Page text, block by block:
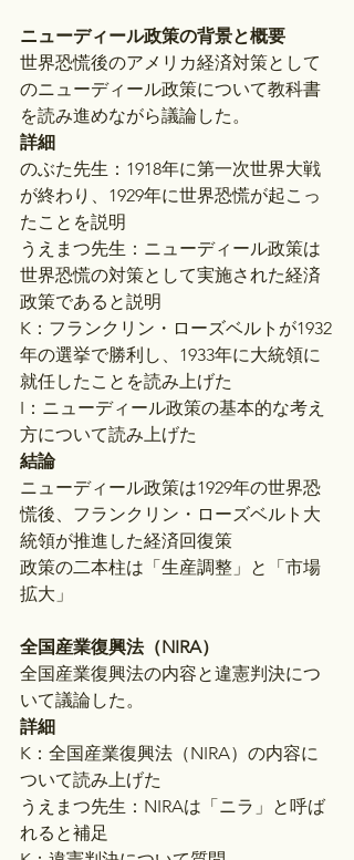
ニューディール政策の背景と概要
世界恐慌後のアメリカ経済対策として
のニューディール政策について教科書
を読み進めながら議論した。
詳細
のぶた先生：1918年に第一次世界大戦
が終わり、1929年に世界恐慌が起こっ
たことを説明
うえまつ先生：ニューディール政策は
世界恐慌の対策として実施された経済
政策であると説明
K：フランクリン・ローズベルトが1932
年の選挙で勝利し、1933年に大統領に
就任したことを読み上げた
I：ニューディール政策の基本的な考え
方について読み上げた
結論
ニューディール政策は1929年の世界恐
慌後、フランクリン・ローズベルト大
統領が推進した経済回復策
政策の二本柱は「生産調整」と「市場
拡大」
全国産業復興法（NIRA）
全国産業復興法の内容と違憲判決につ
いて議論した。
詳細
K：全国産業復興法（NIRA）の内容に
ついて読み上げた
うえまつ先生：NIRAは「ニラ」と呼ば
れると補足